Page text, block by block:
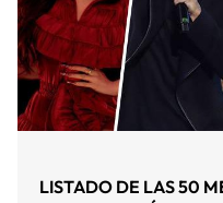
LISTADO DE LAS 50